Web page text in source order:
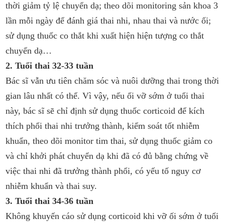
thời giảm tỷ lệ chuyển dạ; theo dõi monitoring sản khoa 3
lần mỗi ngày để đánh giá thai nhi, nhau thai và nước ối;
sử dụng thuốc co thắt khi xuất hiện hiện tượng co thắt
chuyển dạ…
2. Tuổi thai 32-33 tuần
Bác sĩ vẫn ưu tiên chăm sóc và nuôi dưỡng thai trong thời
gian lâu nhất có thể. Vì vậy, nếu ối vỡ sớm ở tuổi thai
này, bác sĩ sẽ chỉ định sử dụng thuốc corticoid để kích
thích phổi thai nhi trưởng thành, kiểm soát tốt nhiễm
khuẩn, theo dõi monitor tim thai, sử dụng thuốc giảm co
và chỉ khởi phát chuyển dạ khi đã có đủ bằng chứng về
việc thai nhi đã trưởng thành phổi, có yếu tố nguy cơ
nhiễm khuẩn và thai suy.
3. Tuổi thai 34-36 tuần
Không khuyến cáo sử dụng corticoid khi vỡ ối sớm ở tuổi